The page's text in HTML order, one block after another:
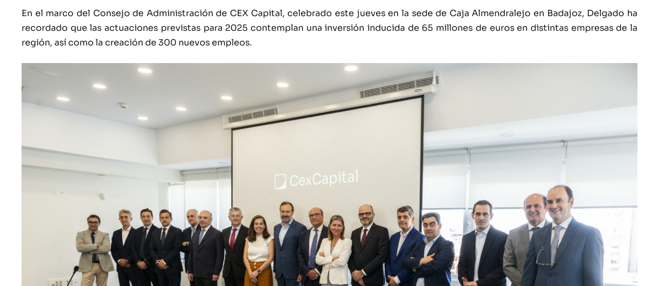
En el marco del Consejo de Administración de CEX Capital, celebrado este jueves en la sede de Caja Almendralejo en Badajoz, Delgado ha
recordado que las actuaciones previstas para 2025 contemplan una inversión inducida de 65 millones de euros en distintas empresas de la
región, así como la creación de 300 nuevos empleos.